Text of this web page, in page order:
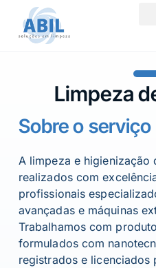
Limpeza
Sobre o serviço
A limpeza e
realizados com
profissionais
avançadas e máquinas
Trabalhamos com
formulados com
registrados e licenciados